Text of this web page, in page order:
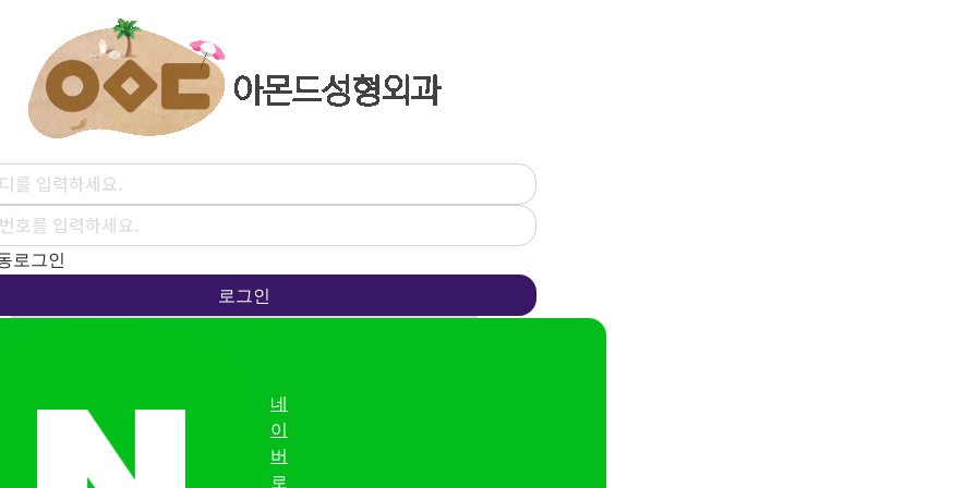
로그인
로그인
네
이
버
로